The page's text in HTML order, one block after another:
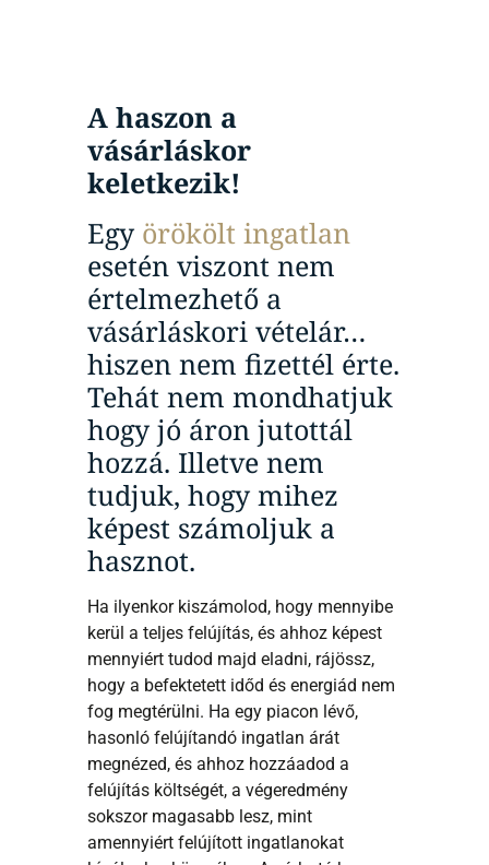
A haszon a
vásárláskor
keletkezik!
Egy örökölt ingatlan
esetén viszont nem
értelmezhető a
vásárláskori vételár…
hiszen nem fizettél érte.
Tehát nem mondhatjuk
hogy jó áron jutottál
hozzá. Illetve nem
tudjuk, hogy mihez
képest számoljuk a
hasznot.
Ha ilyenkor kiszámolod, hogy mennyibe
kerül a teljes felújítás, és ahhoz képest
mennyiért tudod majd eladni, rájössz,
hogy a befektetett időd és energiád nem
fog megtérülni. Ha egy piacon lévő,
hasonló felújítandó ingatlan árát
megnézed, és ahhoz hozzáadod a
felújítás költségét, a végeredmény
sokszor magasabb lesz, mint
amennyiért felújított ingatlanokat